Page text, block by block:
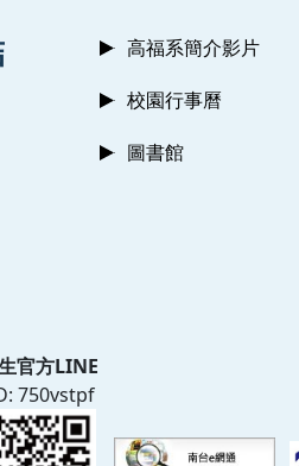
高福系簡介影片
校園行事曆
圖書館
官方LINE
750vstpf